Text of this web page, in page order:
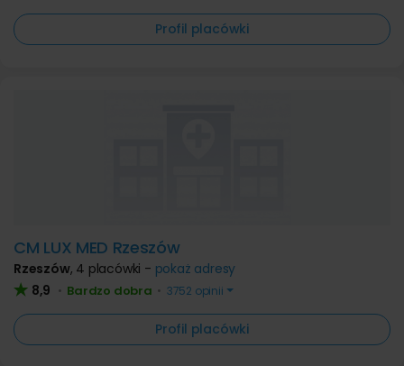
Profil placówki
CM LUX MED Rzeszów
Rzeszów, 4 placówki - pokaż adresy
8,9 • Bardzo dobra • 3752 opinii
Profil placówki